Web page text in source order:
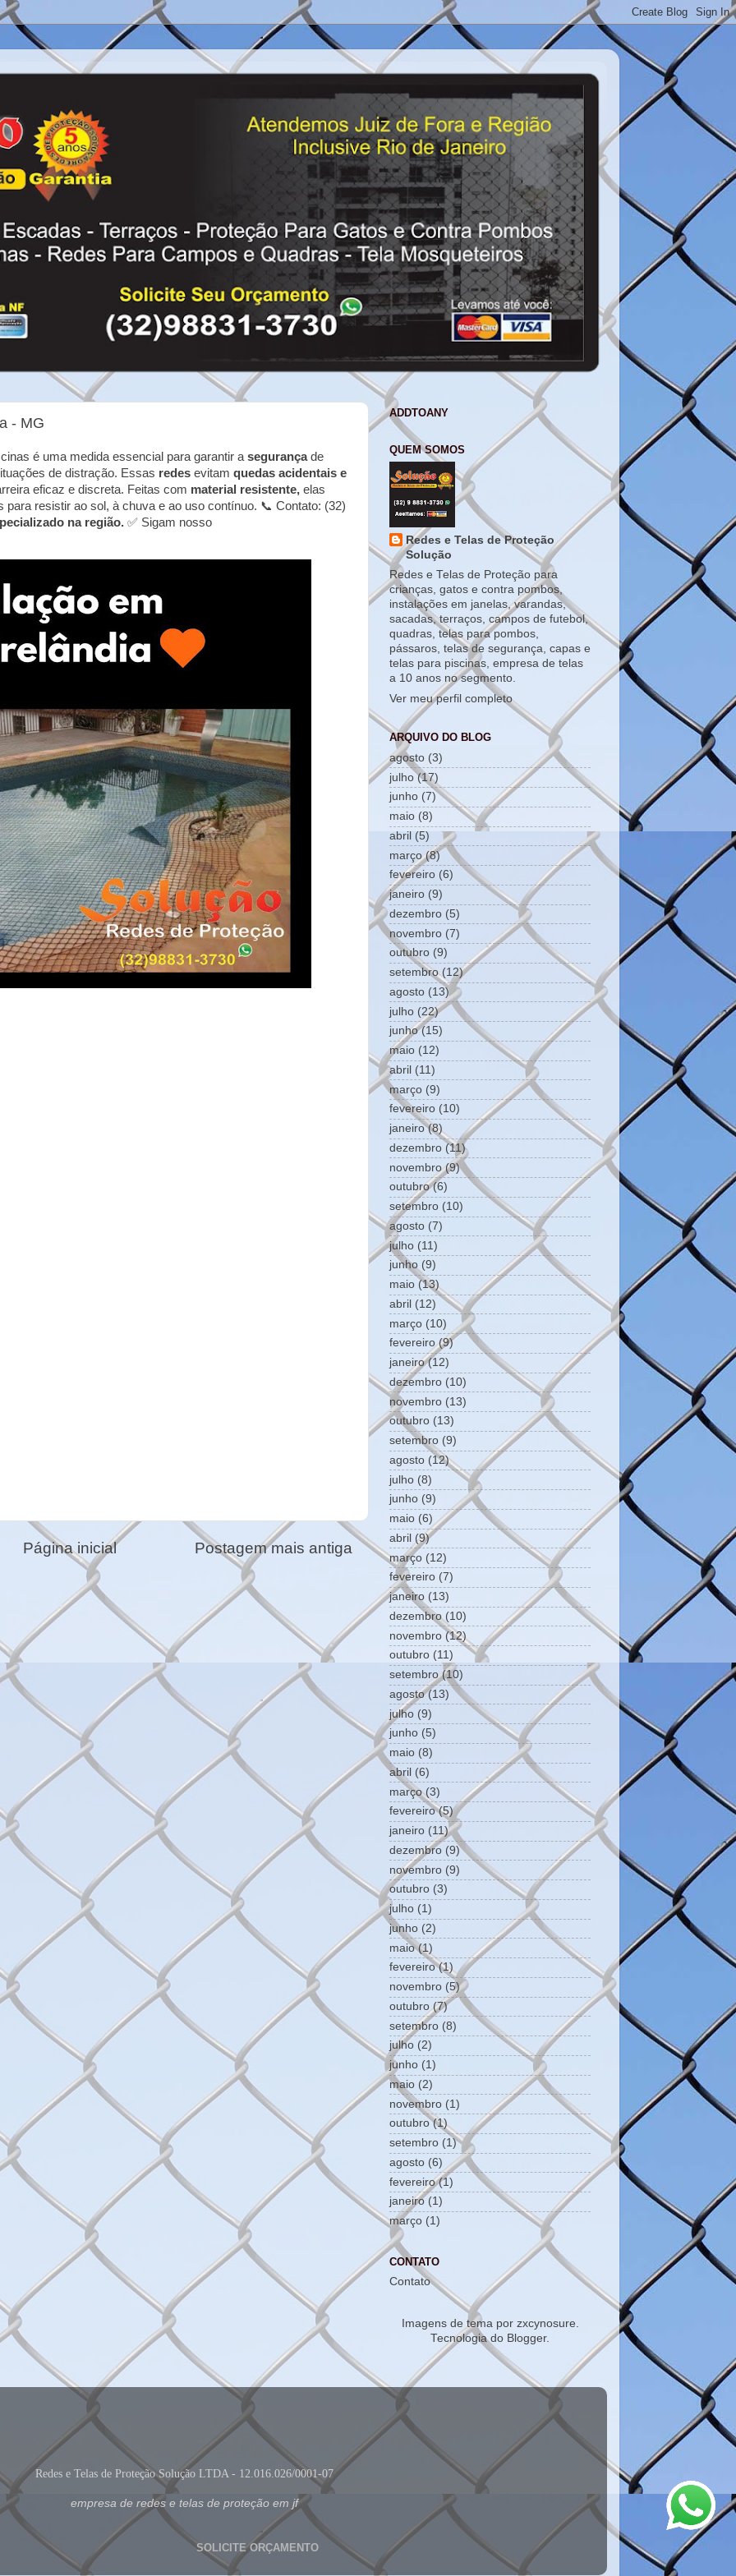
- MG
é uma medida essencial para garantir a segurançade
de distração. Essas redes evitam quedas acidentais e
eficaz e discreta. Feitas com material resistente, elas
resistir ao sol, à chuva e ao uso contínuo. 📞 Contato: (32)
na região. ✅ Sigam nosso
Postagem mais antiga
Página inicial
ADDTOANY
QUEM SOMOS
Redes e Telas de Proteção
Solução
Redes e Telas de Proteção para
crianças, gatos e contra pombos,
instalações em janelas, varandas,
sacadas, terraços, campos de futebol,
quadras, telas para pombos,
pássaros, telas de segurança, capas e
telas para piscinas, empresa de telas
a 10 anos no segmento.
Ver meu perfil completo
ARQUIVO DO BLOG
agosto (3)
julho(17)
junho (7)
maio (8)
abril (5)
março(8)
fevereiro (6)
janeiro (9)
dezembro (5)
novembro (7)
outubro (9)
setembro(12)
agosto (13)
julho (22)
junho(15)
maio (12)
abril (11)
março (9)
fevereiro (10)
janeiro(8)
dezembro (11)
novembro (9)
outubro(6)
setembro (10)
agosto (7)
julho (11)
junho (9)
maio (13)
abril (12)
março (10)
fevereiro (9)
janeiro(12)
dezembro (10)
novembro (13)
outubro (13)
setembro (9)
agosto (12)
julho (8)
junho (9)
maio (6)
abril (9)
março (12)
fevereiro (7)
janeiro (13)
dezembro (10)
novembro (12)
outubro (11)
setembro(10)
agosto(13)
julho (9)
junho (5)
maio (8)
abril (6)
março(3)
fevereiro(5)
janeiro (11)
dezembro (9)
novembro (9)
outubro (3)
julho (1)
junho (2)
maio(1)
fevereiro(1)
novembro (5)
outubro (7)
setembro (8)
julho (2)
junho (1)
maio (2)
novembro (1)
outubro(1)
setembro (1)
agosto (6)
fevereiro(1)
janeiro(1)
março (1)
CONTATO
Contato
Imagens de tema por zxcynosure
Tecnologia do Blogger.
Redes e Telas de Proteção Solução LTDA - 12.016.026/0001-07
empresa de redes e telas de proteção em jf
SOLICITE ORÇAMENTO